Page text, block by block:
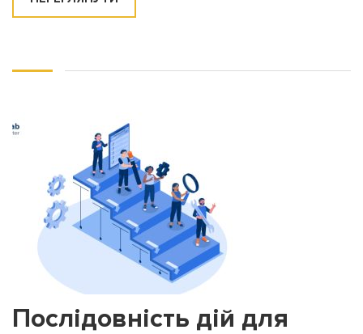
Послідовність дій для